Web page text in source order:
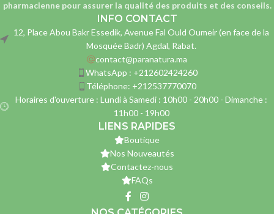
pharmaciennepour assurer la qualité des produits et des conseils.
INFO CONTACT
12, Place Abou Bakr Essedik, Avenue Fal Ould Oumeir (en face de la
Mosquée Badr) Agdal, Rabat.
contact@paranatura.ma
WhatsApp : +212602424260
Téléphone: +212537770070
Horaires d'ouverture : Lundi à Samedi : 10h00 - 20h00 - Dimanche :
11h00 - 19h00
LIENS RAPIDES
Boutique
Nos Nouveautés
Contactez-nous
FAQs